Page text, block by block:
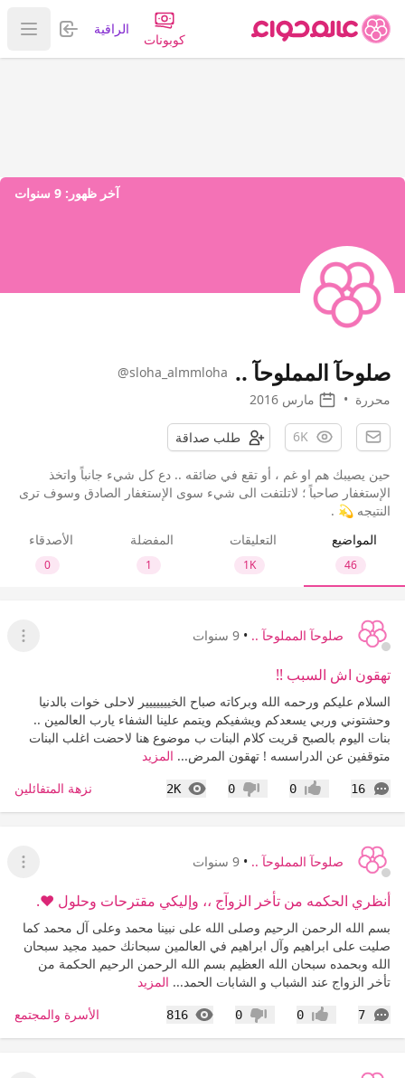
كوبونات
الراقية تسجيل
عرض
آخر ظهور: 9 سنوات
صلوحآ المملوحآ .. @sloha_almmloha
محررة • مارس 2016
6K طلب صداقة
حين يصيبك هم او غم ، أو تقع في ضائقه .. دع كل شيء جانباً واتخذ
الإستغفار صاحباً ؛ لاتلتفت الى شيء سوى الإستغفار الصادق وسوف ترى
النتيجه 💫 .
المواضيع
46
التعليقات
1K
المفضلة
1
الأصدقاء
0
صلوحآ المملوحآ .. • 9 سنوات
عرض
تهقون اش السبب !!
السلام عليكم ورحمه الله وبركاته صباح الخييييييير لاحلى خوات بالدنيا
وحشتوني وربي يسعدكم ويشفيكم ويتمم علينا الشفاء يارب العالمين ..
بنات اليوم بالصبح قريت كلام البنات ب موضوع هنا لاحضت اغلب البنات
متوقفين عن الدراسسه ! تهقون المرض... المزيد
16
التعليقات إعجاب0 عدم إعجاب
0
2K
المشاهدات نزهة المتفائلين
صلوحآ المملوحآ .. • 9 سنوات
عرض
أنظري الحكمه من تأخر الزوآج ،، وإليكي مقترحات وحلول ❤.
بسم الله الرحمن الرحيم وصلى الله على نبينا محمد وعلى آل محمد كما
صليت على ابراهيم وآل ابراهيم في العالمين سبحانك حميد مجيد سبحان
الله وبحمده سبحان الله العظيم بسم الله الرحمن الرحيم الحكمة من
تأخر الزواج عند الشباب و الشابات الحمد... المزيد
7
التعليقات إعجاب0 عدم إعجاب
0
816
المشاهدات الأسرة والمجتمع